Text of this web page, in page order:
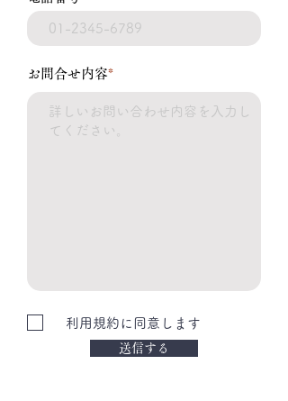
お問合せ内容*
利用規約に同意します
送信する